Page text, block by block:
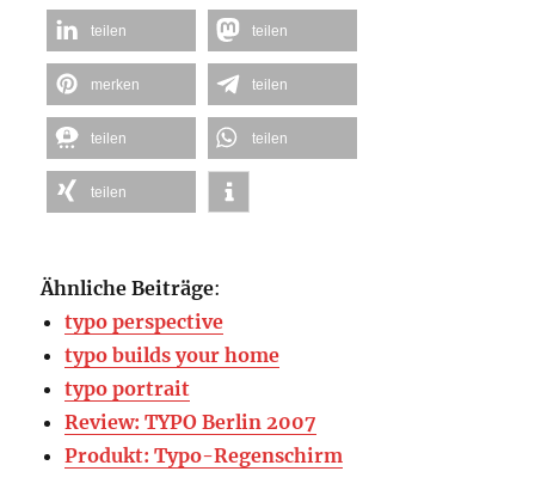
teilen teilen
merken teilen
teilen teilen
teilen
Ähnliche Beiträge:
typo perspective
typo builds your home
typo portrait
Review: TYPO Berlin 2007
Produkt: Typo-Regenschirm